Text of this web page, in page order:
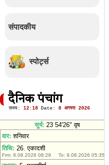
संपादकीय
स्पोर्ट्स
दैनिक पंचांग